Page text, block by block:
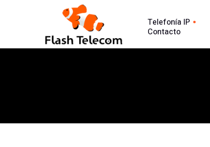
Telefonía IP
Línea 900
Contacto